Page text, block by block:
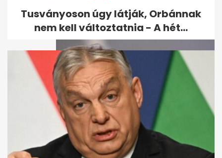
- A hét...
Tusványoson úgy látják, Orbánnak
nem kell változtatnia - A hét...